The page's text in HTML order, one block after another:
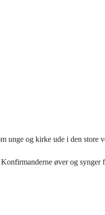
unge og kirke ude i den store
øver og synger